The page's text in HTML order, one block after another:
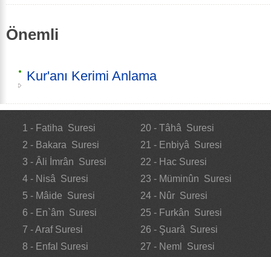
Önemli
Kur'anı Kerimi Anlama
1 - Fatiha Suresi
2 - Bakara Suresi
3 - Âli İmrân Suresi
4 - Nisâ Suresi
5 - Mâide Suresi
6 - En`âm Suresi
7 - Araf Suresi
8 - Enfal Suresi
20 - Tâhâ Suresi
21 - Enbiyâ Suresi
22 - Hac Suresi
23 - Müminûn Suresi
24 - Nûr Suresi
25 - Furkân Suresi
26 - Şuarâ Suresi
27 - Neml Suresi